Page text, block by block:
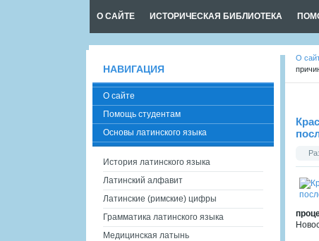
О САЙТЕ ИСТОРИЧЕСКАЯ БИБЛИОТЕКА
О
НАВИГАЦИЯ
О сайте
Помощь студентам
Основы латинского языка
История латинского языка
Латинский алфавит
Латинские (римские) цифры
Грамматика латинского языка
Медицинская латынь